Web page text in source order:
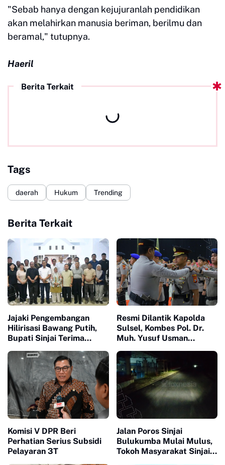
"Sebab hanya dengan kejujuranlah pendidikan
akan melahirkan manusia beriman, berilmu dan
beramal," tutupnya.
Haeril
Berita Terkait
Tags
daerah Hukum Trending
Berita Terkait
Jajaki Pengembangan
Hilirisasi Bawang Putih,
Bupati Sinjai Terima
Resmi Dilantik Kapolda
Sulsel, Kombes Pol. Dr.
Muh. Yusuf Usman
Komisi V DPR Beri
Perhatian Serius Subsidi
Pelayaran 3T
Jalan Poros Sinjai
Bulukumba Mulai Mulus,
Tokoh Masyarakat Sinjai